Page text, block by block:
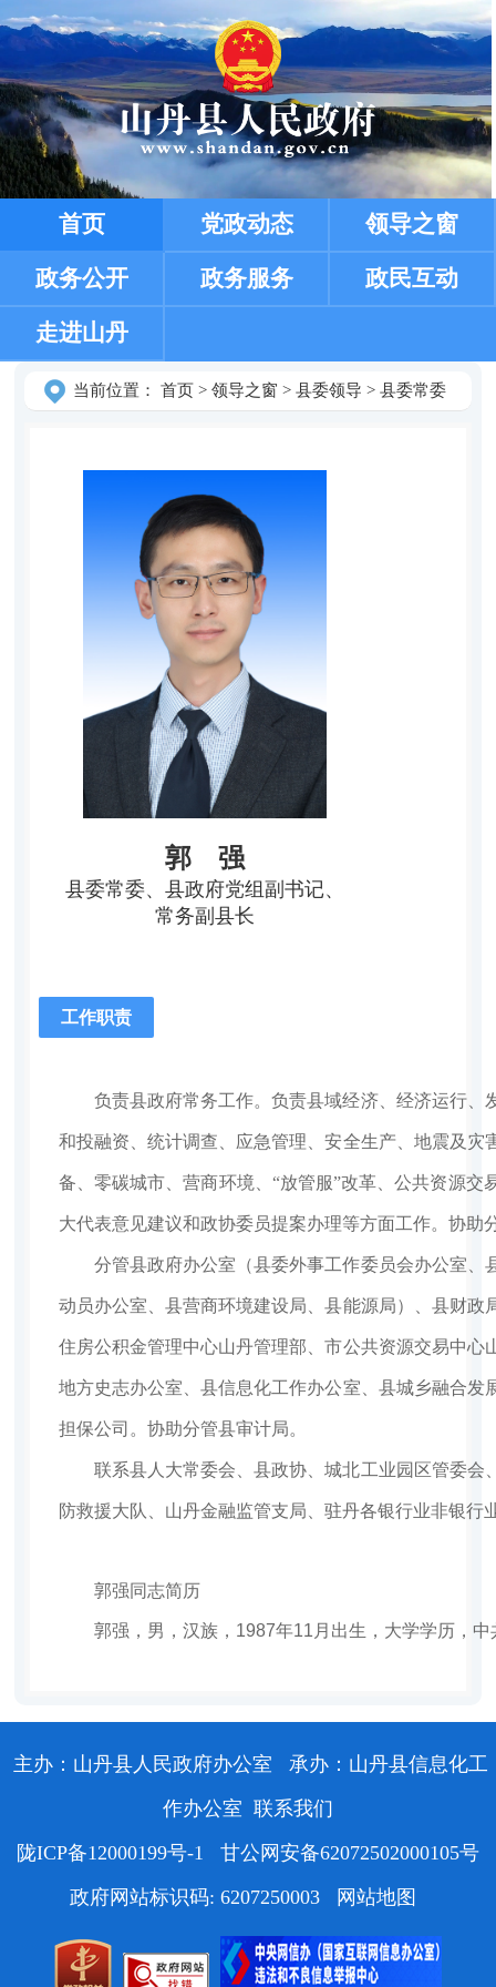
首页 党政动态 领导之窗
政务公开 政务服务 政民互动
走进山丹
当前位置： 首页> 领导之窗 > 县委领导 > 县委常委
郭 强
县委常委、县政府党组副书记、
常务副县长
工作职责
负责县政府常务工作。负责县域经济、经济运行、
和投融资、统计调查、应急管理、安全生产、地震及
备、零碳城市、营商环境、“放管服”改革、公共资源
大代表意见建议和政协委员提案办理等方面工作。协助
分管县政府办公室（县委外事工作委员会办公室、
动员办公室 、县营商环境建设局、县能源局）、县财政
住房公积金管理中心山丹管理部、市公共资源交易中
地方史志办公室、县信息化工作办公室、县城乡融合
担保公司。协助分管县审计局。
联系县人大常委会、县政协、城北工业园区管委会
防救援大队、 山丹金融监管支局 、驻丹各银行业非银
郭强同志简历
郭强，男，汉族，1987年11月出生，大学学历，中
主办：山丹县人民政府办公室
承办：山丹县信息化工
作办公室 联系我们
陇ICP备12000199号-1
甘公网安备62072502000105号
政府网站标识码: 6207250003
网站地图